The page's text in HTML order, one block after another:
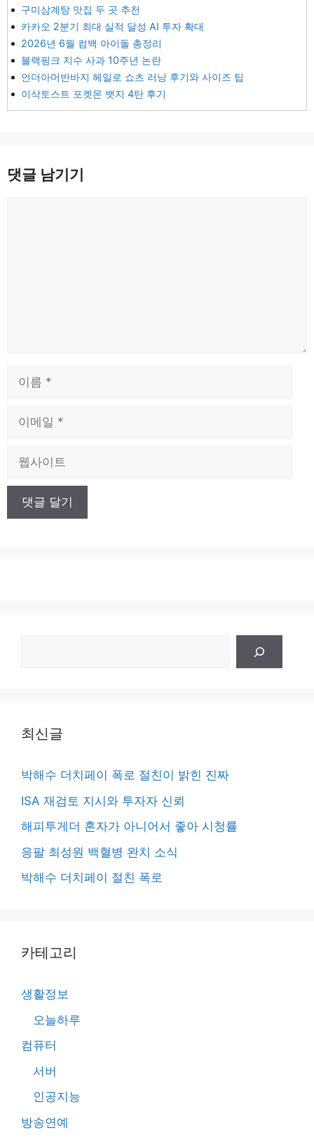
구미삼계탕 맛집 두 곳 추천
카카오 2분기 최대 실적 달성 AI 투자 확대
2026년 6월 컴백 아이돌 총정리
블랙핑크 지수 사과 10주년 논란
언더아머반바지 헤일로 쇼츠 러닝 후기와 사이즈 팁
이삭토스트 포켓몬 뱃지 4탄 후기
댓글 남기기
최신글
박해수 더치페이 폭로 절친이 밝힌 진짜
ISA 재검토 지시와 투자자 신뢰
해피투게더 혼자가 아니어서 좋아 시청률
응팔 최성원 백혈병 완치 소식
박해수 더치페이 절친 폭로
카테고리
생활정보
오늘하루
컴퓨터
서버
인공지능
방송연예